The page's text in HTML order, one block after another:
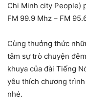
Chi Minh city People)
FM 99.9 Mhz – FM
Cùng thưởng thức
tâm sự trò chuyện
khuya của đài Tiếng
yêu thích chương
nhé.